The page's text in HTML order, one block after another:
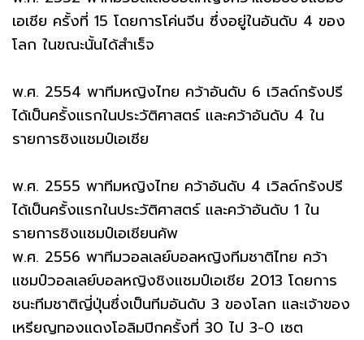
เอเชีย ครั้งที่ 15 โดยการโค่นจีน ซึ่งอยู่ในอันดับ 4 ของ
โลก ในขณะนั้นได้สำเร็จ
พ.ศ. 2554 พาทีมหญิงไทย คว้าอันดับ 6 เวิลด์กรังปรี
ได้เป็นครั้งแรกในประวัติศาสตร์ และคว้าอันดับ 4 ใน
รายการชิงแชมป์เอเชีย
พ.ศ. 2555 พาทีมหญิงไทย คว้าอันดับ 4 เวิลด์กรังปรี
ได้เป็นครั้งแรกในประวัติศาสตร์ และคว้าอันดับ 1 ใน
รายการชิงแชมป์เอเชียนคัพ
พ.ศ. 2556 พาทีมวอลเลย์บอลหญิงทีมชาติไทย คว้า
แชมป์วอลเลย์บอลหญิงชิงแชมป์เอเชีย 2013 โดยการ
ชนะทีมชาติญี่ปุ่นซึ่งเป็นทีมอันดับ 3 ของโลก และเจ้าของ
เหรียญทองแดงโอลิมปิกครั้งที่ 30 ไป 3-0 เซต